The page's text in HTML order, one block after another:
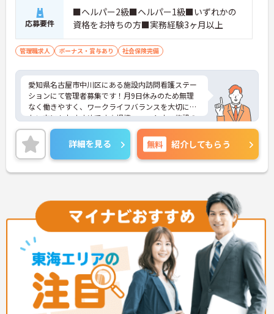
応募要件
■ヘルパー2級■ヘルパー1級■いずれかの
資格をお持ちの方■実務経験3ヶ月以上
管理職求人 ボーナス・賞与あり 社会保険完備
愛知県名古屋市中川区にある施設内訪問看護ステー
ションにて管理者募集です！月9日休みのため無理
なく働きやすく、ワークライフバランスを大切にし
たい方にもおすすめです☆提携フィットネス施設の
利用も可能で、健康づくりやリフレッシュをしなが
ら活躍できる環境が整っています♪ご興味のある方
には、面接対策ポイントなど、さらに詳細をご案内
しますのでお気軽にご相談ください！
詳細を見る 無料 紹介してもらう